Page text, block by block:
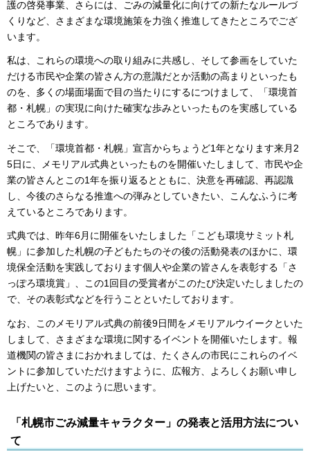
護の啓発事業、さらには、ごみの減量化に向けての新たなルールづ
くりなど、さまざまな環境施策を力強く推進してきたところでござ
います。
私は、これらの環境への取り組みに共感し、そして参画をしていた
だける市民や企業の皆さん方の意識だとか活動の高まりといったも
のを、多くの場面場面で目の当たりにするにつけまして、「環境首
都・札幌」の実現に向けた確実な歩みといったものを実感している
ところであります。
そこで、「環境首都・札幌」宣言からちょうど1年となります来月2
5日に、メモリアル式典といったものを開催いたしまして、市民や企
業の皆さんとこの1年を振り返るとともに、決意を再確認、再認識
し、今後のさらなる推進への弾みとしていきたい、こんなふうに考
えているところであります。
式典では、昨年6月に開催をいたしました「こども環境サミット札
幌」に参加した札幌の子どもたちのその後の活動発表のほかに、環
境保全活動を実践しております個人や企業の皆さんを表彰する「さ
っぽろ環境賞」、この1回目の受賞者がこのたび決定いたしましたの
で、その表彰式などを行うことといたしております。
なお、このメモリアル式典の前後9日間をメモリアルウイークといた
しまして、さまざまな環境に関するイベントを開催いたします。報
道機関の皆さまにおかれましては、たくさんの市民にこれらのイベ
ントに参加していただけますように、広報方、よろしくお願い申し
上げたいと、このように思います。
「札幌市ごみ減量キャラクター」の発表と活用方法につい
て